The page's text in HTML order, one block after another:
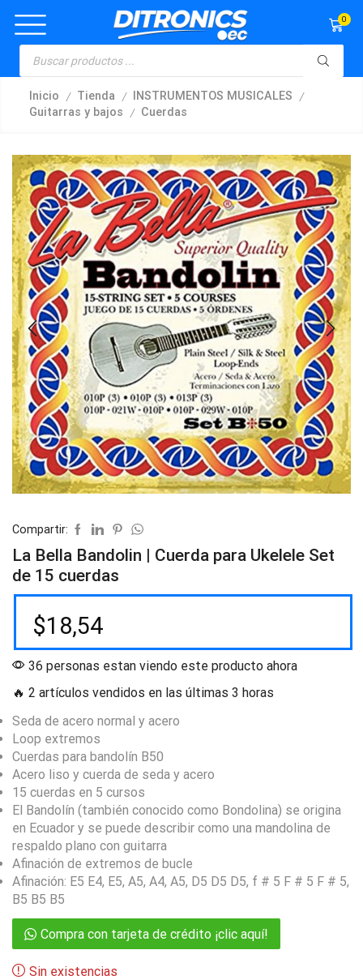
0
Inicio / Tienda / INSTRUMENTOS MUSICALES /
Guitarras y bajos / Cuerdas
Compartir:
La Bella Bandolin | Cuerda para Ukelele Set
de 15 cuerdas
$18,54
36 personas estan viendo este producto ahora
🔥 2 artículos vendidos en las últimas 3 horas
Seda de acero normal y acero
Loop extremos
Cuerdas para bandolín B50
Acero liso y cuerda de seda y acero
15 cuerdas en 5 cursos
El Bandolín (también conocido como Bondolina) se origina
en Ecuador y se puede describir como una mandolina de
respaldo plano con guitarra
Afinación de extremos de bucle
Afinación: E5 E4, E5, A5, A4, A5, D5 D5 D5, f # 5 F # 5 F # 5,
B5 B5 B5
Compra con tarjeta de crédito ¡clic aquí!
Sin existencias